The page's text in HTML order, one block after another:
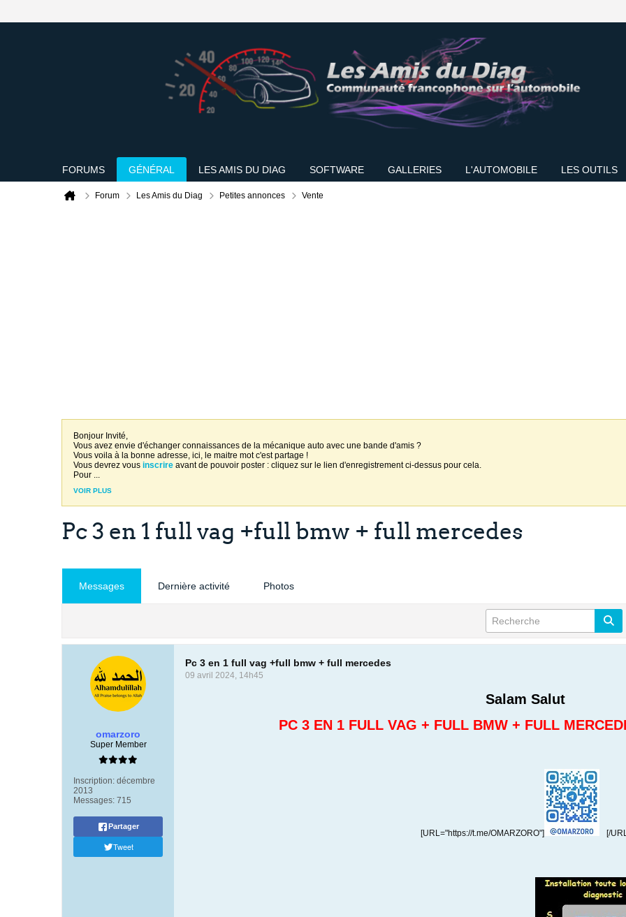
FORUMS GÉNÉRAL LES AMIS DU DIAG SOFTWARE GALLERIES L'AUTOMOBILE LES OUTILS
Forum Les Amis du Diag Petites annonces Vente
Bonjour Invité,
Vous avez envie d'échanger connaissances de la mécanique auto avec une bande d'amis ?
Vous voila à la bonne adresse, ici, le maitre mot c'est partage !
Vous devrez vous inscrire avant de pouvoir poster : cliquez sur le lien d'enregistrement ci-dessus pour cela.
Pour ...
VOIR PLUS
Pc 3 en 1 full vag +full bmw + full mercedes
Messages Dernière activité Photos
omarzoro
Super Member
Inscription: décembre
2013
Messages: 715
Partager
Tweet
Pc 3 en 1 full vag +full bmw + full mercedes
09 avril 2024, 14h45
Salam Salut
PC 3 EN 1 FULL VAG + FULL BMW + FULL
[URL="https://t.me/OMARZORO"] [/